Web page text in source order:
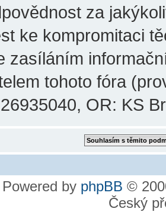
za
ke kompromitaci
zasíláním
tohoto fóra
OR: KS
Powered by phpBB ©
Český